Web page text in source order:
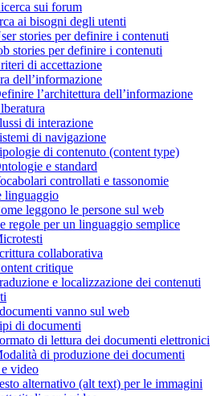
sui forum
ai bisogni degli utenti
stories per definire i contenuti
stories per definire i contenuti
di accettazione
dell’informazione
l’architettura dell’informazione
di interazione
di navigazione
di contenuto (content type)
e standard
controllati e tassonomie
linguaggio
leggono le persone sul web
regole per un linguaggio semplice
collaborativa
critique
e localizzazione dei contenuti
vanno sul web
di documenti
di lettura dei documenti elettronici
di produzione dei documenti
video
alternativo (alt text) per le immagini